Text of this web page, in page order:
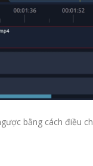
bằng cách điều